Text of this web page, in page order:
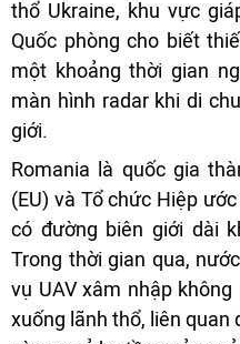
thổ Ukraine, khu vực
Quốc phòng cho biết
một khoảng thời gian
màn hình radar khi di
giới.
Romania là quốc gia
(EU) và Tổ chức Hiệp
có đường biên giới dài
Trong thời gian qua,
vụ UAV xâm nhập
xuống lãnh thổ, liên quan